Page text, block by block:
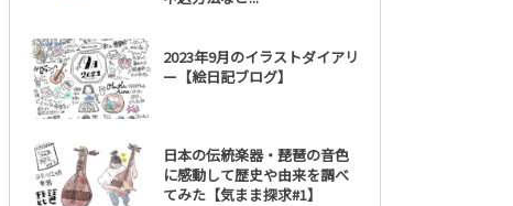
2023年9月のイラストダイアリ
ー【絵日記ブログ】
日本の伝統楽器・琵琶の音色
に感動して歴史や由来を調べ
てみた【気まま探求#1】